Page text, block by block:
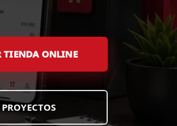
TIENDA ONLINE